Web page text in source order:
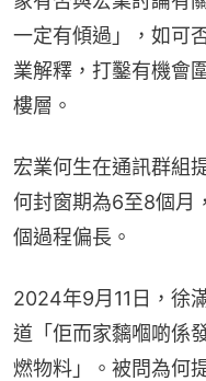
一定有傾過」，如可
業解釋，打鑿有機會
樓層。
宏業何生在通訊群組
何封窗期為6至8個月
個過程偏長。
2024年9月11日，徐
道「佢而家黐嗰啲係
燃物料」。被問為何